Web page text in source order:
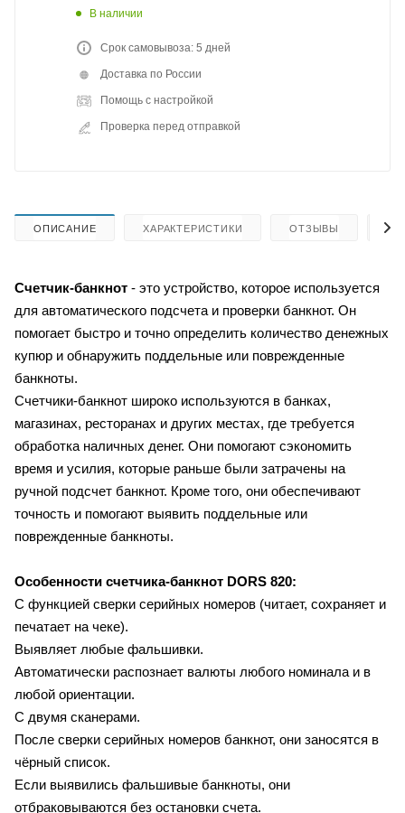
В наличии
Срок самовывоза: 5 дней
Доставка по России
Помощь с настройкой
Проверка перед отправкой
ОПИСАНИЕ ХАРАКТЕРИСТИКИ ОТЗЫВЫ
Счетчик-банкнот - это устройство, которое используется
для автоматического подсчета и проверки банкнот. Он
помогает быстро и точно определить количество денежных
купюр и обнаружить поддельные или поврежденные
банкноты.
Счетчики-банкнот широко используются в банках,
магазинах, ресторанах и других местах, где требуется
обработка наличных денег. Они помогают сэкономить
время и усилия, которые раньше были затрачены на
ручной подсчет банкнот. Кроме того, они обеспечивают
точность и помогают выявить поддельные или
поврежденные банкноты.
Особенности счетчика-банкнот DORS 820:
С функцией сверки серийных номеров (читает, сохраняет и
печатает на чеке).
Выявляет любые фальшивки.
Автоматически распознает валюты любого номинала и в
любой ориентации.
С двумя сканерами.
После сверки серийных номеров банкнот, они заносятся в
чёрный список.
Если выявились фальшивые банкноты, они
отбраковываются без остановки счета.